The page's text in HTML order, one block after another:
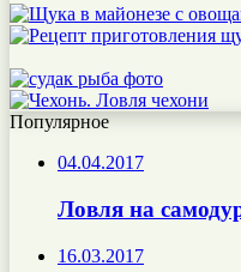
Популярное
04.04.2017
Ловля на
16.03.2017